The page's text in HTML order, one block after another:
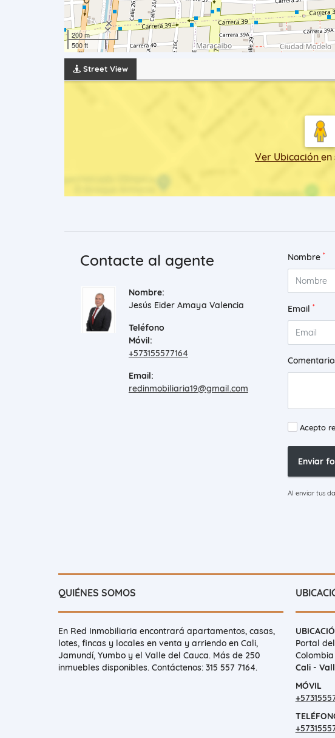
200 m
500 ft
Street View
Ver Ubicación en
Contacte al agente
Nombre:
Jesús Eider Amaya Valencia
Teléfono
Móvil:
+573155577164
Email:
redinmobiliaria19@gmail.com
Nombre *
Email *
Acepto
Enviar
Al enviar tus
QUIÉNES SOMOS
En Red Inmobiliaria encontrará apartamentos, casas,
lotes, fincas y locales en venta y arriendo en Cali,
Jamundí, Yumbo y el Valle del Cauca. Más de 250
inmuebles disponibles. Contáctenos: 315 557 7164.
Portal
Colombia
Cali -
MÓVIL